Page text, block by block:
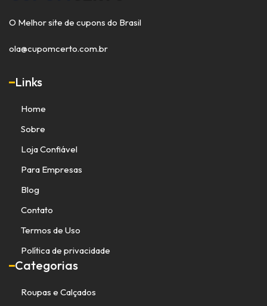
O Melhor site de cupons do Brasil
ola@cupomcerto.com.br
Links
Home
Sobre
Loja Confiável
Para Empresas
Blog
Contato
Termos de Uso
Política de privacidade
Categorias
Roupas e Calçados